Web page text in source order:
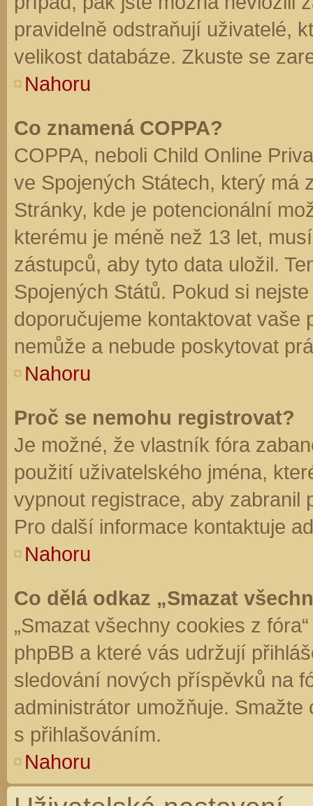
pravidelně odstraňují uživatelé,
velikost databáze. Zkuste se
Nahoru
Co znamená COPPA?
COPPA, neboli Child Online
ve Spojených Státech, který má
Stránky, kde je potencionální
kterému je méně než 13 let,
zástupců, aby tyto data uložil.
Spojených Států. Pokud si
doporučujeme kontaktovat vaše
nemůže a nebude poskytovat
Nahoru
Proč se nemohu registrovat?
Je možné, že vlastník fóra
použití uživatelského jména,
vypnout registrace, aby zabranil
Pro další informace kontaktuje
Nahoru
Co dělá odkaz „Smazat
„Smazat všechny cookies z
phpBB a které vás udržují
sledování nových příspěvků na
administrátor umožňuje.
s přihlašováním.
Nahoru